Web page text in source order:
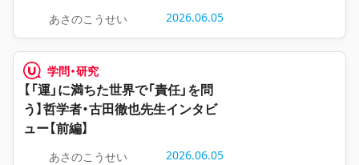
あさのこうせい 2026.06.05
学問・研究
【「運」に満ちた世界で「責任」を問
う】哲学者・古田徹也先生インタビ
ュー【前編】
あさのこうせい 2026.06.05